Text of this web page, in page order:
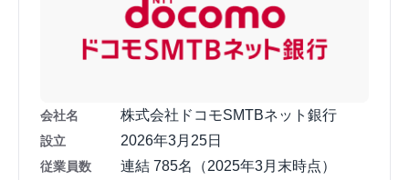
会社名 株式会社ドコモSMTBネット銀行
設立 2026年3月25日
従業員数 連結 785名（2025年3月末時点）